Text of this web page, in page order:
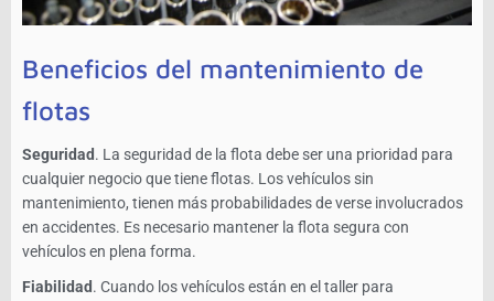
Beneficios del mantenimiento de
flotas
Seguridad . La seguridad de la flota debe ser una prioridad para
cualquier negocio que tiene flotas. Los vehículos sin
mantenimiento, tienen más probabilidades de verse involucrados
en accidentes. Es necesario mantener la flota segura con
vehículos en plena forma.
Fiabilidad . Cuando los vehículos están en el taller para